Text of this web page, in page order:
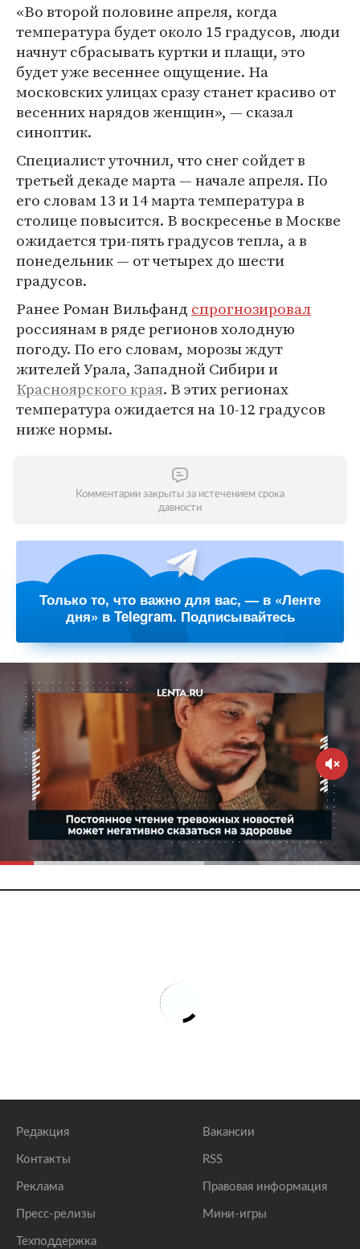
«Во второй половине апреля, когда
температура будет около 15 градусов, люди
начнут сбрасывать куртки и плащи, это
будет уже весеннее ощущение. На
московских улицах сразу станет красиво от
весенних нарядов женщин», — сказал
синоптик.
Специалист уточнил, что снег сойдет в
третьей декаде марта — начале апреля. По
его словам 13 и 14 марта температура в
столице повысится. В воскресенье в Москве
ожидается три-пять градусов тепла, а в
понедельник — от четырех до шести
градусов.
Ранее Роман Вильфанд спрогнозировал
россиянам в ряде регионов холодную
погоду. По его словам, морозы ждут
жителей Урала, Западной Сибири и
Красноярского края. В этих регионах
температура ожидается на 10-12 градусов
ниже нормы.
Комментарии закрыты за истечением срока
давности
Только то, что важно для вас, — в «Ленте
дня» в Telegram. Подписывайтесь
Редакция
Контакты
Реклама
Пресс-релизы
Техподдержка
Вакансии
RSS
Правовая информация
Мини-игры